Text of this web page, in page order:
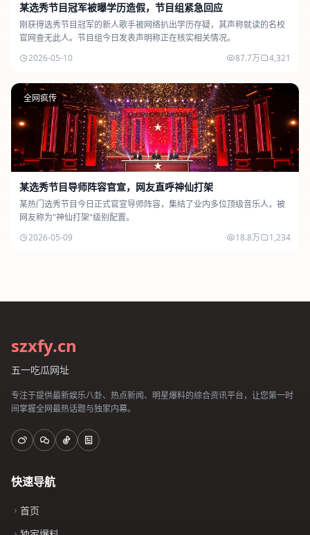
某选秀节目冠军被曝学历造假，节目组紧急回应
刚获得选秀节目冠军的新人歌手被网络扒出学历存疑，其声称就读的名校
官网查无此人。节目组今日发表声明称正在核实相关情况。
2026-05-10
87.7万 4,321
全网疯传
某选秀节目导师阵容官宣，网友直呼神仙打架
某热门选秀节目今日正式官宣导师阵容，集结了业内多位顶级音乐人，被
网友称为"神仙打架"级别配置。
2026-05-09
18.8万 1,234
szxfy.cn
五一吃瓜网址
专注于提供最新娱乐八卦、热点新闻、明星爆料的综合资讯平台，让您第一时
间掌握全网最热话题与独家内幕。
快速导航
首页